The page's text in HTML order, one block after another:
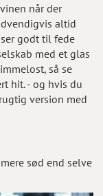
når der
altid
godt til fede
med et glas
så se
hit. - og hvis du
version med
sød end selve